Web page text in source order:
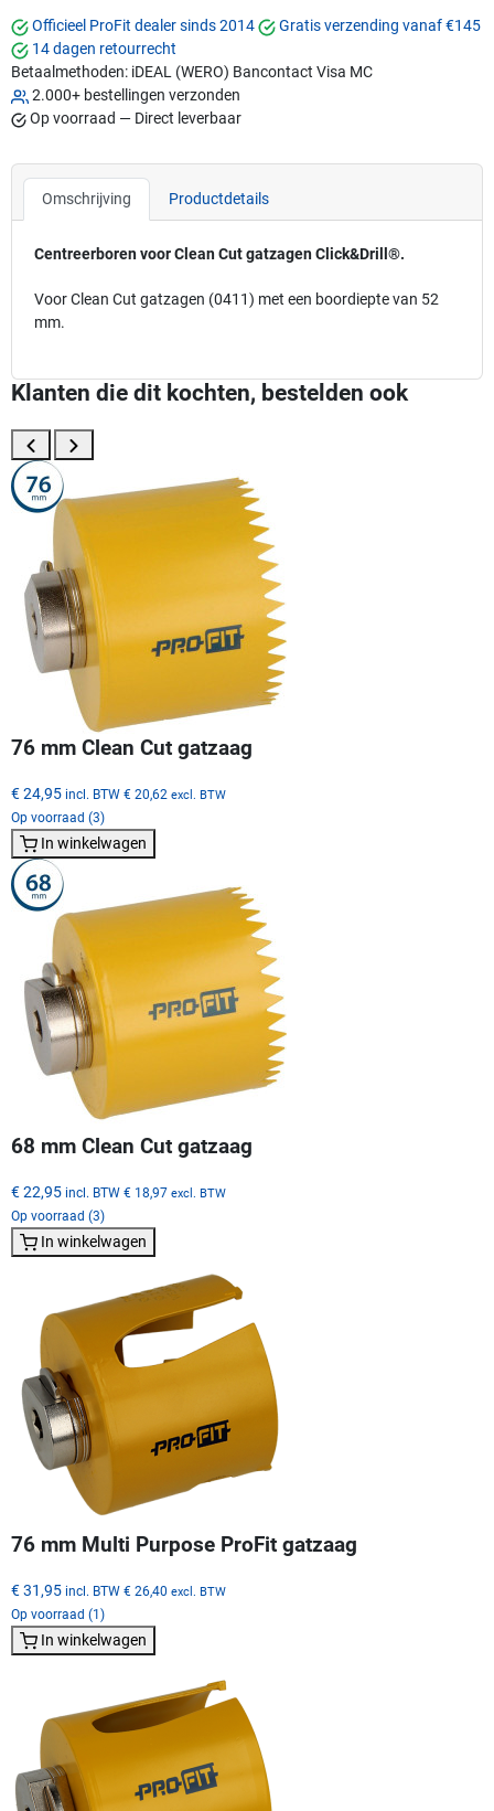
Officieel ProFit dealer sinds 2014
Gratis verzending vanaf €145
14 dagen retourrecht
Betaalmethoden: iDEAL (WERO) Bancontact Visa MC
2.000+ bestellingen verzonden
Op voorraad — Direct leverbaar
Omschrijving Productdetails
Centreerboren voor Clean Cut gatzagen Click&Drill®.
Voor Clean Cut gatzagen (0411) met een boordiepte van 52
mm.
Klanten die dit kochten, bestelden ook
76 mm Clean Cut gatzaag
€ 24,95 incl. BTW € 20,62 excl. BTW
Op voorraad (3)
In winkelwagen
68 mm Clean Cut gatzaag
€ 22,95 incl. BTW € 18,97 excl. BTW
Op voorraad (3)
In winkelwagen
76 mm Multi Purpose ProFit gatzaag
€ 31,95 incl. BTW € 26,40 excl. BTW
Op voorraad (1)
In winkelwagen